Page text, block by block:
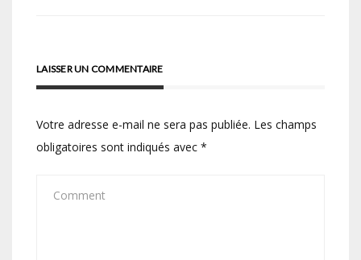
LAISSER UN COMMENTAIRE
Votre adresse e-mail ne sera pas publiée. Les champs
obligatoires sont indiqués avec *